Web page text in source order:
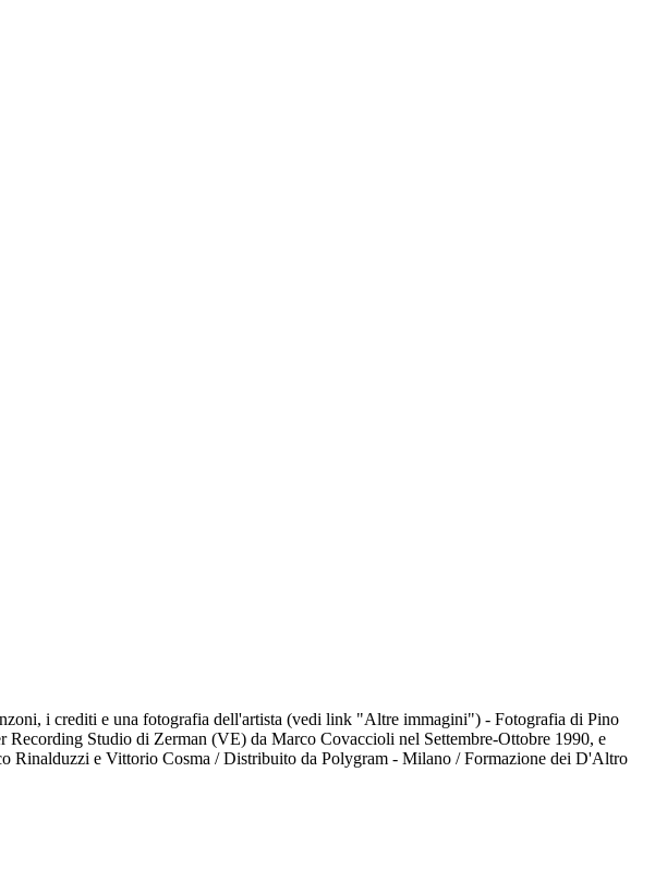
i crediti e una fotografia dell'artista (vedi link "Altre immagini") - Fotografia di Pino
Studio di Zerman (VE) da Marco Covaccioli nel Settembre-Ottobre 1990, e
Rinalduzzi e Vittorio Cosma / Distribuito da Polygram - Milano / Formazione dei D'Altro